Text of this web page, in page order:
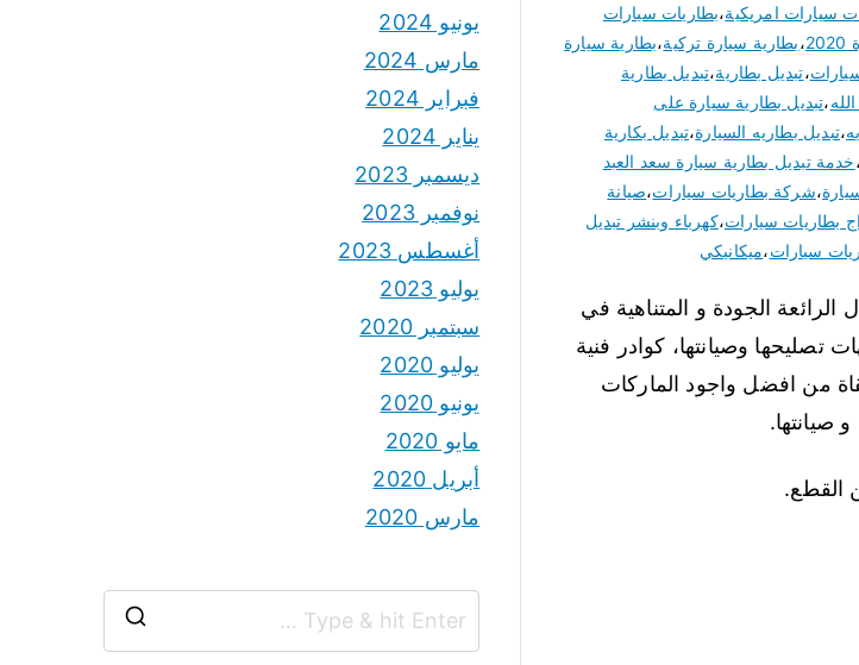
سيارات امريكية،بطاريات سيارات
،بطارية سيارة تركية،بطارية سيارة
،تبديل بطارية،تبديل بطارية
،تبديل بطارية سيارة على
،تبديل بطاريه السيارة،تبديل بكارية
،خدمة تبديل بطارية سيارة سعد العبد
،شركة بطاريات سيارات،صيانة
بطاريات سيارات،كهرباء وبنشر تبديل
سيارات،ميكانيكي
الجودة و المتناهية في
وصيانتها، كوادر فنية
من افضل واجود الماركات
صيانتها.
القطع.
يونيو 2024
مارس 2024
فبراير 2024
يناير 2024
ديسمبر 2023
نوفمبر 2023
أغسطس 2023
يوليو 2023
سبتمبر 2020
يوليو 2020
يونيو 2020
مايو 2020
أبريل 2020
مارس 2020